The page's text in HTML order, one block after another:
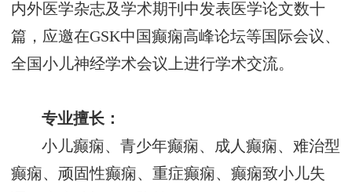
内外医学杂志及学术期刊中发表医学论文数十
篇，应邀在GSK中国癫痫高峰论坛等国际会议、
全国小儿神经学术会议上进行学术交流。
专业擅长：
小儿癫痫、青少年癫痫、成人癫痫、难治型
癫痫、顽固性癫痫、重症癫痫、 癫痫致小儿失